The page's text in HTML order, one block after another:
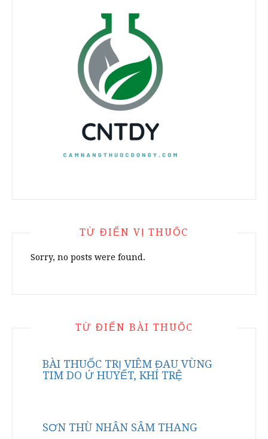
TỪ ĐIỂN VỊ THUỐC
Sorry, no posts were found.
TỪ ĐIỂN BÀI THUỐC
BÀI THUỐC TRỊ VIÊM ĐAU VÙNG
TIM DO Ứ HUYẾT, KHÍ TRỆ
SƠN THÙ NHÂN SÂM THANG